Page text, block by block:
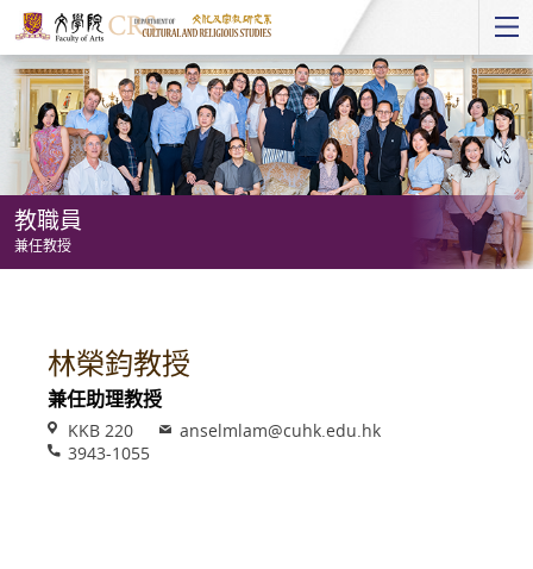
Start
main
Content
教職員
兼任教授
林榮鈞教授
兼任助理教授
VenueKKB 220 Emailanselmlam@cuhk.edu.hk
Phone3943-1055